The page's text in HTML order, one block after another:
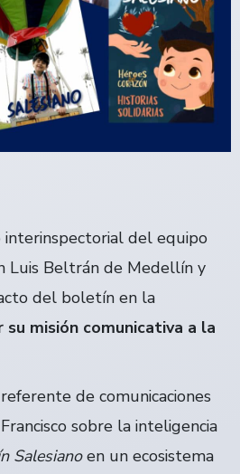
del equipo
Luis Beltrán de Medellín y
del boletín en la
misión comunicativa a la
de comunicaciones
sobre la inteligencia
Salesianoen un ecosistema